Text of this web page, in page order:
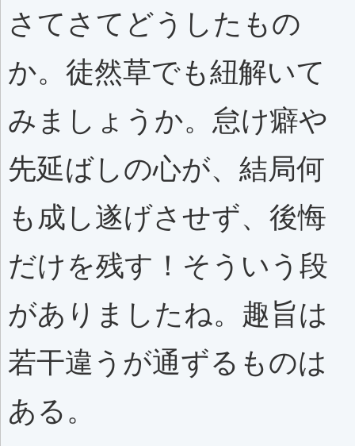
さてさてどうしたもの
か。徒然草でも紐解いて
みましょうか。怠け癖や
先延ばしの心が、結局何
も成し遂げさせず、後悔
だけを残す！そういう段
がありましたね。趣旨は
若干違うが通ずるものは
ある。